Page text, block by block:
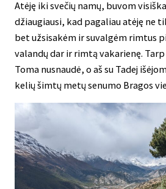
Atėję iki svečių namų, buvom
džiaugiausi, kad pagaliau atėję ne
bet užsisakėm ir suvalgėm rimtus
valandų dar ir rimtą vakarienę.
Toma nusnaudė, o aš su Tadej
kelių šimtų metų senumo Bragos